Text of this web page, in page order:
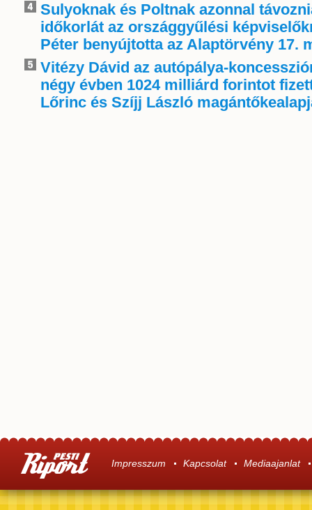
Sulyoknak és Poltnak azonnal
időkorlát az országgyűlési
Péter benyújtotta az Alaptörvény 17.
Vitézy Dávid az autópálya-
négy évben 1024 milliárd forintot
Lőrinc és Szíjj László
Impresszum Kapcsolat Mediaajanlat